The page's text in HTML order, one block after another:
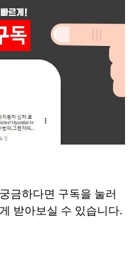
금하다면 구독을 눌러
받아보실 수 있습니다.